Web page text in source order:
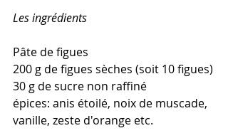
Les ingrédients
Pâte de figues
200 g de figues sèches (soit 10 figues)
30 g de sucre non raffiné
épices: anis étoilé, noix de muscade,
vanille, zeste d'orange etc.